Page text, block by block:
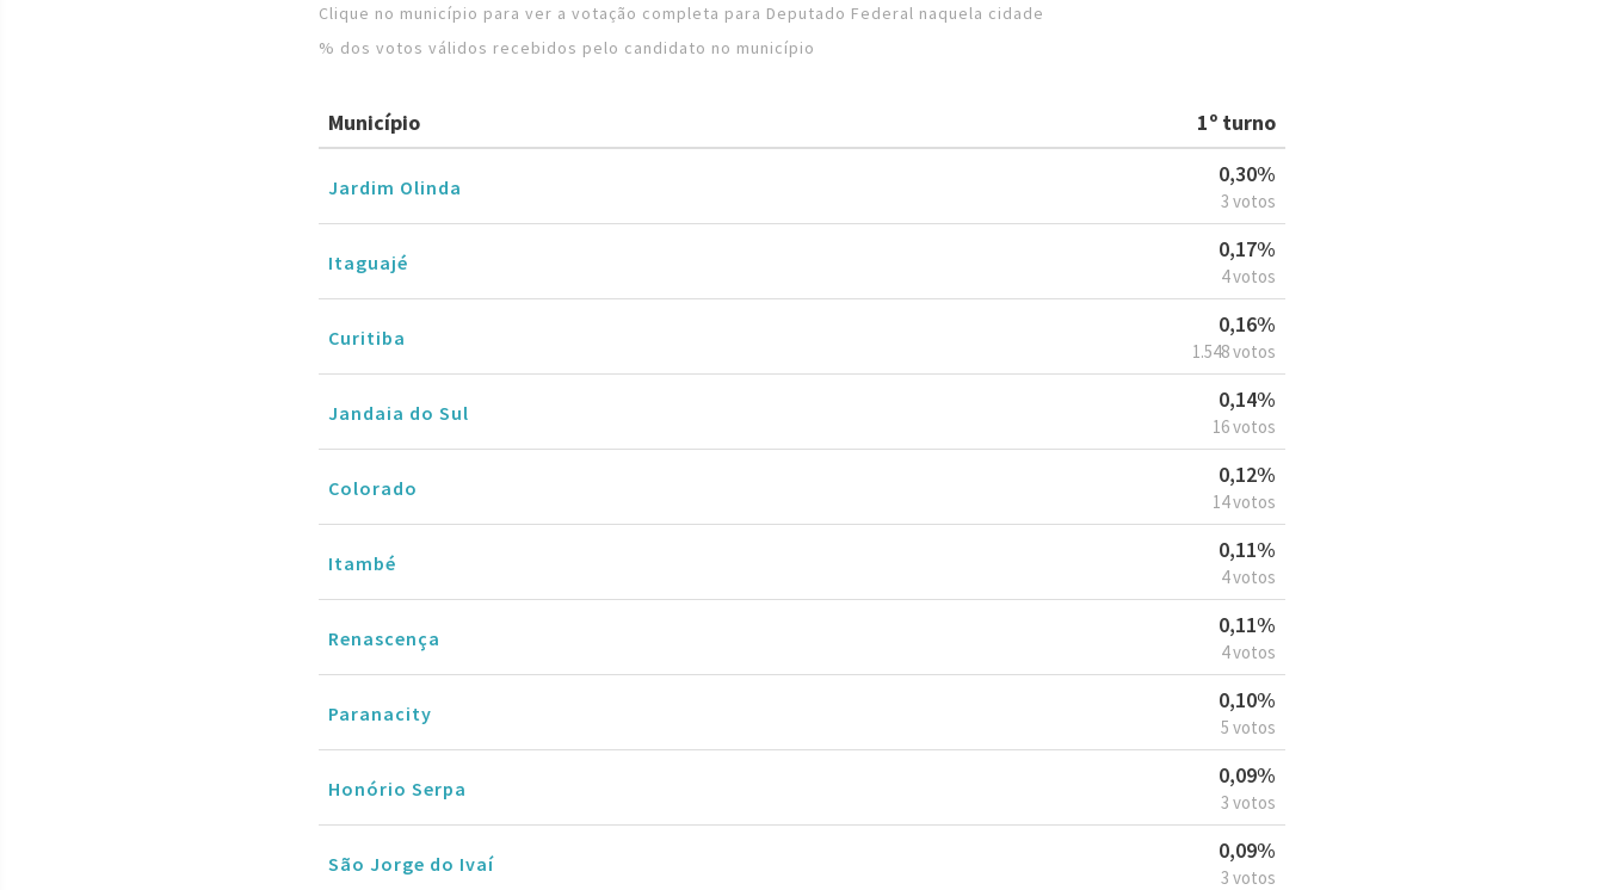
Clique no município para ver a votação completa para Deputado Federal naquela cidade
% dos votos válidos recebidos pelo candidato no município
Município 1º turno
Jardim Olinda
0,30%
3 votos
Itaguajé
0,17%
4 votos
Curitiba
0,16%
1.548 votos
Jandaia do Sul
0,14%
16 votos
Colorado
0,12%
14 votos
Itambé
0,11%
4 votos
Renascença
0,11%
4 votos
Paranacity
0,10%
5 votos
Honório Serpa
0,09%
3 votos
São Jorge do Ivaí
0,09%
3 votos